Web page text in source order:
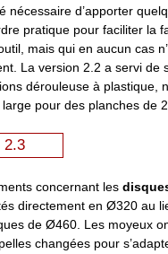
nécessaire d’apporter
pratique pour faciliter la
mais qui en aucun cas
La version 2.2 a servi de
dérouleuse à plastique,
pour des planches de
2.3
concernant les
directement en Ø320 au
de Ø460. Les moyeux
changées pour